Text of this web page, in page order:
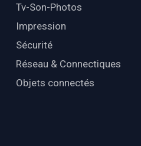
Tv-Son-Photos
Impression
Sécurité
Réseau & Connectiques
Objets connectés